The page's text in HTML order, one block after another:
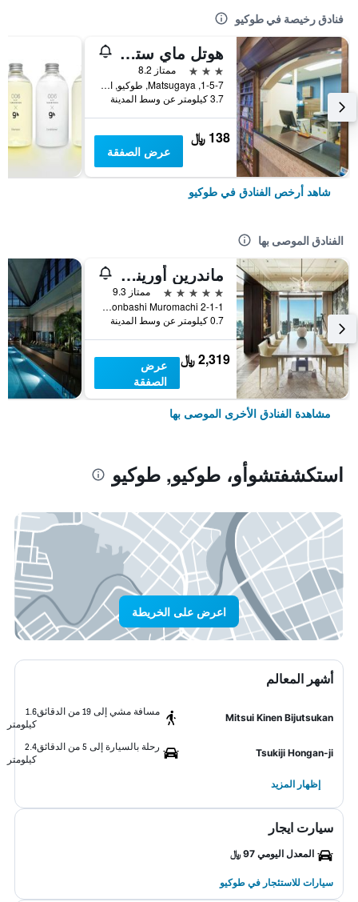
فنادق رخيصة في طوكيو
هوتل ماي ستايز أوينو إناريتشو
3 نجوم
ممتاز 8.2
1-5-7, Matsugaya, طوكيو, اليابان
3.7 كيلومتر عن وسط المدينة
138 ﷼
عرض الصفقة
شاهد أرخص الفنادق في طوكيو
الفنادق الموصى بها
ماندرين أورينتال، طوكيو
5 نجوم
ممتاز 9.3
2-1-1 Nihonbashi Muromachi, طوكيو, اليابان
0.7 كيلومتر عن وسط المدينة
2,319 ﷼
عرض
الصفقة
مشاهدة الفنادق الأخرى الموصى بها
استكشفتشوأو، طوكيو, طوكيو
اعرض على الخريطة
أشهر المعالم
Mitsui Kinen Bijutsukan
مسافة مشي إلى 19 من الدقائق
1.6
كيلومتر
Tsukiji Hongan-ji
رحلة بالسيارة إلى 5 من الدقائق
2.4
كيلومتر
إظهار المزيد
سيارت ايجار
المعدل اليومي 97 ﷼
سيارات للاستئجار في طوكيو